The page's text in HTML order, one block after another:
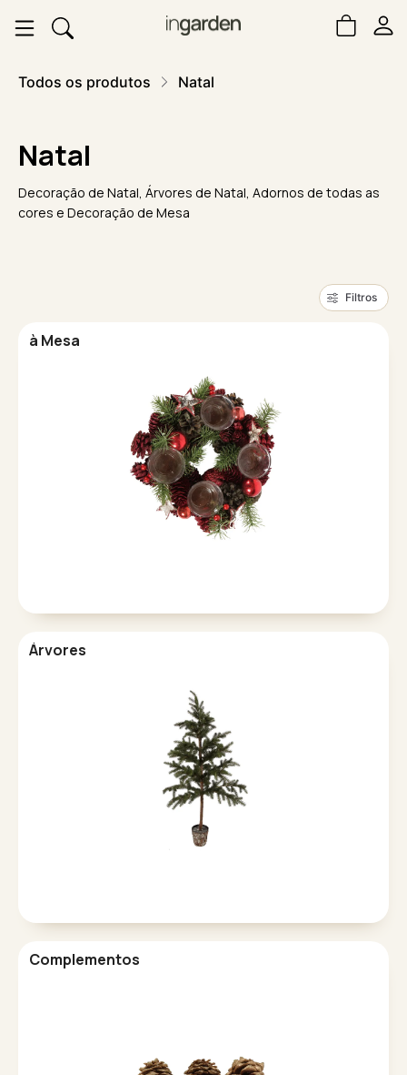
Todos os produtos Natal
Natal
Decoração de Natal, Árvores de Natal, Adornos de todas as
cores e Decoração de Mesa
Filtros
à Mesa
Árvores
Complementos